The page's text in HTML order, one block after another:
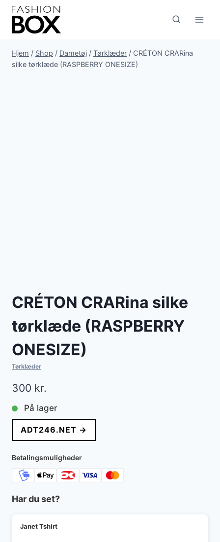
Fortsæt
indhold
Hjem / Shop / Dametøj / Tørklæder / CRÉTON CRARina
silke tørklæde (RASPBERRY ONESIZE)
CRÉTON CRARina silke
tørklæde (RASPBERRY
ONESIZE)
Tørklæder
300 kr.
På lager
ADT246.NET →
Betalingsmuligheder
Har du set?
Janet Tshirt